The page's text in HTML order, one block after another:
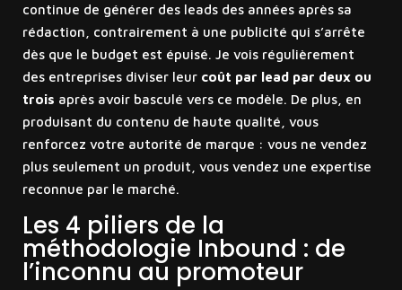
continue de générer des leads des années après sa
rédaction, contrairement à une publicité qui s’arrête
dès que le budget est épuisé. Je vois régulièrement
des entreprises diviser leur coût par lead par deux ou
trois après avoir basculé vers ce modèle. De plus, en
produisant du contenu de haute qualité, vous
renforcez votre autorité de marque : vous ne vendez
plus seulement un produit, vous vendez une expertise
reconnue par le marché.
Les 4 piliers de la
méthodologie Inbound : de
l’inconnu au promoteur